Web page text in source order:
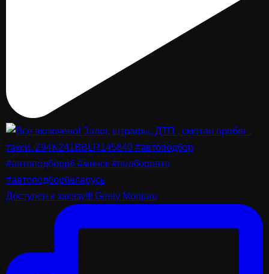
Доступен к заказу!!! Geely Monjaro